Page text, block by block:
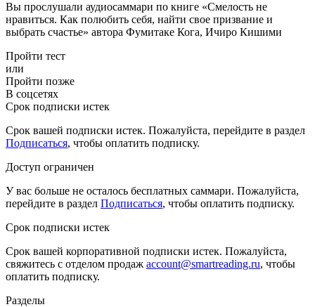
Вы прослушали аудиосаммари по книге «Смелость не
нравиться. Как полюбить себя, найти свое призвание и
выбрать счастье» автора Фумитаке Кога, Ичиро Кишими
Пройти тест
или
Пройти позже
В соцсетях
Срок подписки истек
Срок вашей подписки истек. Пожалуйста, перейдите в раздел
Подписаться, чтобы оплатить подписку.
Доступ ограничен
У вас больше не осталось бесплатных саммари. Пожалуйста,
перейдите в раздел Подписаться, чтобы оплатить подписку.
Срок подписки истек
Срок вашей корпоративной подписки истек. Пожалуйста,
свяжитесь с отделом продаж account@smartreading.ru, чтобы
оплатить подписку.
Разделы